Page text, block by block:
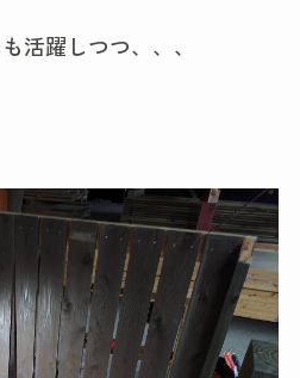
活躍しつつ、、、